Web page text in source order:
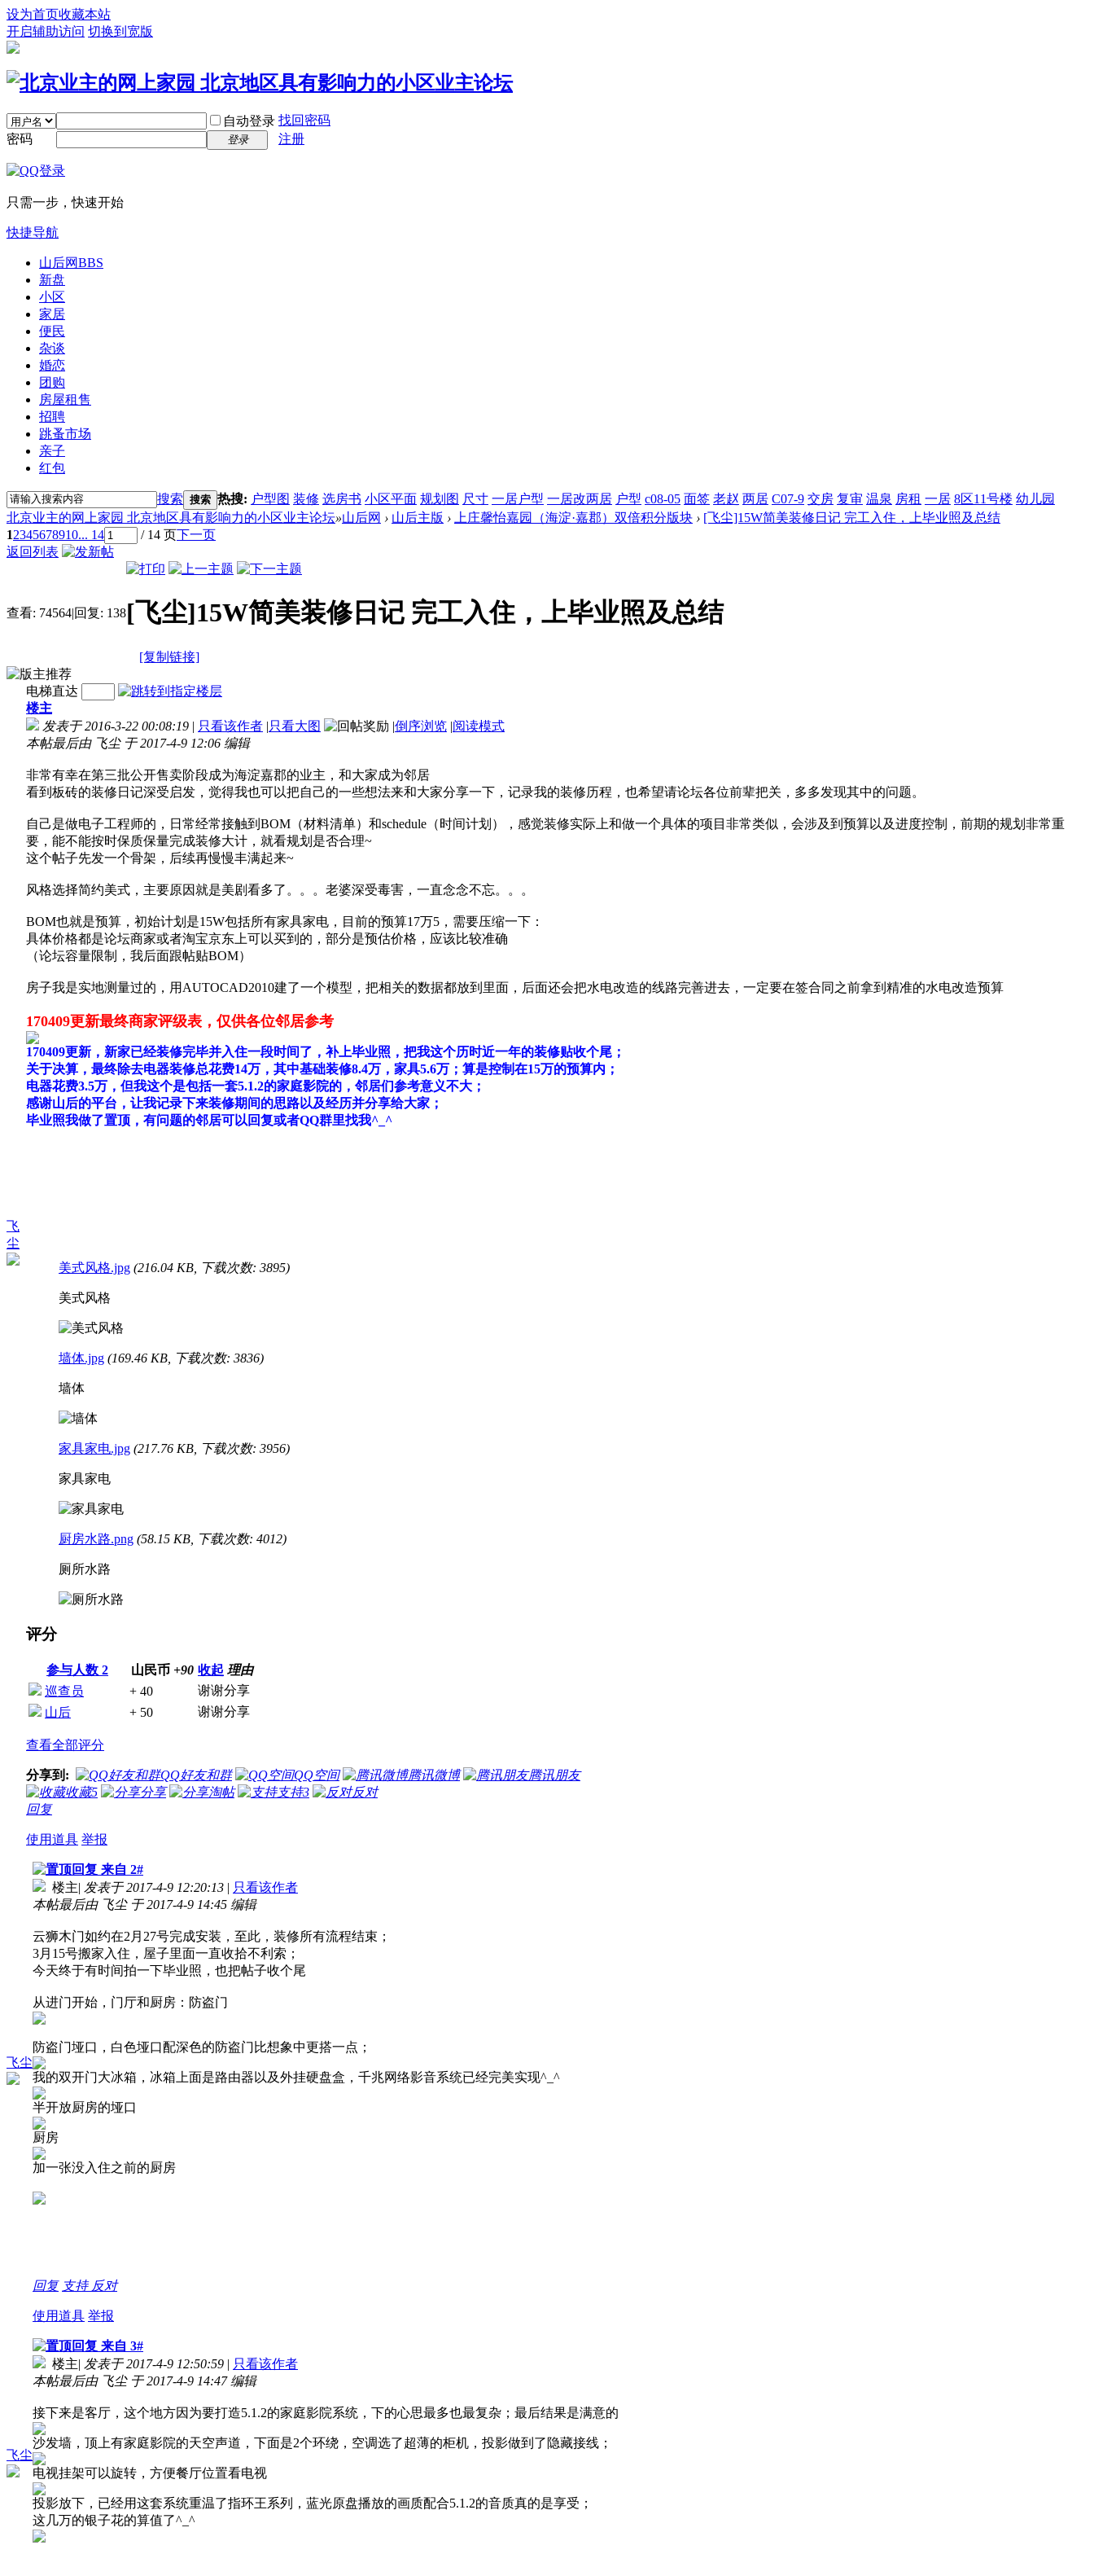
设为首页收藏本站
开启辅助访问 切换到宽版
自动登录 找回密码
密码
登录 注册
只需一步，快速开始
快捷导航
山后网BBS
新盘
小区
家居
便民
杂谈
婚恋
团购
房屋租售
招聘
跳蚤市场
亲子
红包
搜索 搜索 热搜: 户型图 装修 选房书 小区平面 规划图 尺寸 一居户型 一居改两居 户型 c08-05 面签 老赵 两居 C07-9 交房 复审 温泉 房租 一居 8区11号楼 幼儿园
北京业主的网上家园 北京地区具有影响力的小区业主论坛»山后网 › 山后主版 › 上庄馨怡嘉园（海淀·嘉郡）双倍积分版块 › [飞尘]15W简美装修日记 完工入住，上毕业照及总结
12345678910... 14 / 14 页下一页
返回列表
查看: 74564|回复: 138[飞尘]15W简美装修日记 完工入住，上毕业照及总结
[复制链接]
飞
尘
电梯直达
楼主
发表于 2016-3-22 00:08:19 | 只看该作者 |只看大图 |倒序浏览 |阅读模式
本帖最后由 飞尘 于 2017-4-9 12:06 编辑
非常有幸在第三批公开售卖阶段成为海淀嘉郡的业主，和大家成为邻居
看到板砖的装修日记深受启发，觉得我也可以把自己的一些想法来和大家分享一下，记录我的装修历程，也希望请论坛各位前辈把关，多多发现其中的问题。
自己是做电子工程师的，日常经常接触到BOM（材料清单）和schedule（时间计划），感觉装修实际上和做一个具体的项目非常类似，会涉及到预算以及进度控制，前期的规划非常重
要，能不能按时保质保量完成装修大计，就看规划是否合理~
这个帖子先发一个骨架，后续再慢慢丰满起来~
风格选择简约美式，主要原因就是美剧看多了。。。老婆深受毒害，一直念念不忘。。。
BOM也就是预算，初始计划是15W包括所有家具家电，目前的预算17万5，需要压缩一下：
具体价格都是论坛商家或者淘宝京东上可以买到的，部分是预估价格，应该比较准确
（论坛容量限制，我后面跟帖贴BOM）
房子我是实地测量过的，用AUTOCAD2010建了一个模型，把相关的数据都放到里面，后面还会把水电改造的线路完善进去，一定要在签合同之前拿到精准的水电改造预算
170409更新最终商家评级表，仅供各位邻居参考
170409更新，新家已经装修完毕并入住一段时间了，补上毕业照，把我这个历时近一年的装修贴收个尾；
关于决算，最终除去电器装修总花费14万，其中基础装修8.4万，家具5.6万；算是控制在15万的预算内；
电器花费3.5万，但我这个是包括一套5.1.2的家庭影院的，邻居们参考意义不大；
感谢山后的平台，让我记录下来装修期间的思路以及经历并分享给大家；
毕业照我做了置顶，有问题的邻居可以回复或者QQ群里找我^_^
美式风格.jpg (216.04 KB, 下载次数: 3895)
美式风格
墙体.jpg (169.46 KB, 下载次数: 3836)
墙体
家具家电.jpg (217.76 KB, 下载次数: 3956)
家具家电
厨房水路.png (58.15 KB, 下载次数: 4012)
厕所水路
评分
参与人数 2 山民币 +90 收起 理由
巡查员
+ 40
谢谢分享
山后
+ 50 谢谢分享
查看全部评分
分享到: QQ好友和群 QQ空间 腾讯微博
腾讯朋友
收藏5 分享 淘帖 支持3
反对
回复
使用道具 举报
飞尘
来自 2#
楼主| 发表于 2017-4-9 12:20:13 | 只看该作者
本帖最后由 飞尘 于 2017-4-9 14:45 编辑
云狮木门如约在2月27号完成安装，至此，装修所有流程结束；
3月15号搬家入住，屋子里面一直收拾不利索；
今天终于有时间拍一下毕业照，也把帖子收个尾
从进门开始，门厅和厨房：防盗门
防盗门垭口，白色垭口配深色的防盗门比想象中更搭一点；
我的双开门大冰箱，冰箱上面是路由器以及外挂硬盘盒，千兆网络影音系统已经完美实现^_^
半开放厨房的垭口
厨房
加一张没入住之前的厨房
回复 支持 反对
使用道具 举报
飞尘
来自 3#
楼主| 发表于 2017-4-9 12:50:59 | 只看该作者
本帖最后由 飞尘 于 2017-4-9 14:47 编辑
接下来是客厅，这个地方因为要打造5.1.2的家庭影院系统，下的心思最多也最复杂；最后结果是满意的
沙发墙，顶上有家庭影院的天空声道，下面是2个环绕，空调选了超薄的柜机，投影做到了隐藏接线；
电视挂架可以旋转，方便餐厅位置看电视
投影放下，已经用这套系统重温了指环王系列，蓝光原盘播放的画质配合5.1.2的音质真的是享受；
这几万的银子花的算值了^_^